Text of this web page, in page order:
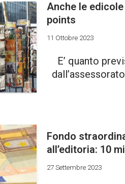
Anche le
points
11 Ottobre 2023
E’ quanto
Fondo
all’editoria: 10
27 Settembre 2023